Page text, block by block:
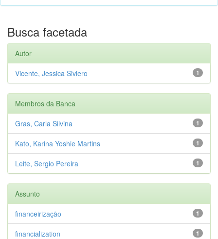
Busca facetada
Autor
1
Vicente, Jessica Siviero
Membros da Banca
1
Gras, Carla Silvina
1
Kato, Karina Yoshie Martins
1
Leite, Sergio Pereira
Assunto
1
financeirização
1
financialization